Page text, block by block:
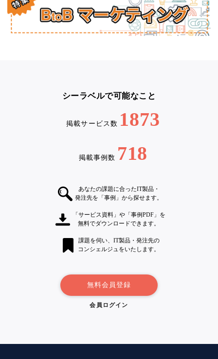
シーラベルで可能なこと
掲載サービス数 1873
掲載事例数 718
あなたの課題に合ったIT製品・
発注先を「事例」から探せます。
「サービス資料」や「事例PDF」を
無料でダウンロードできます。
課題を伺い、IT製品・発注先の
コンシェルジュをいたします。
無料会員登録
会員ログイン